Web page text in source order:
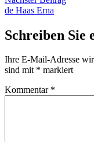
de Haas Erna
Schreiben Sie
Ihre E-Mail-Adresse
sind mit * markiert
Kommentar *